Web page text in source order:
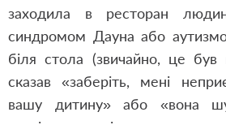
заходила в ресторан
синдромом Дауна або
біля стола (звичайно, це був
сказав «заберіть, мені
вашу дитину» або «вона